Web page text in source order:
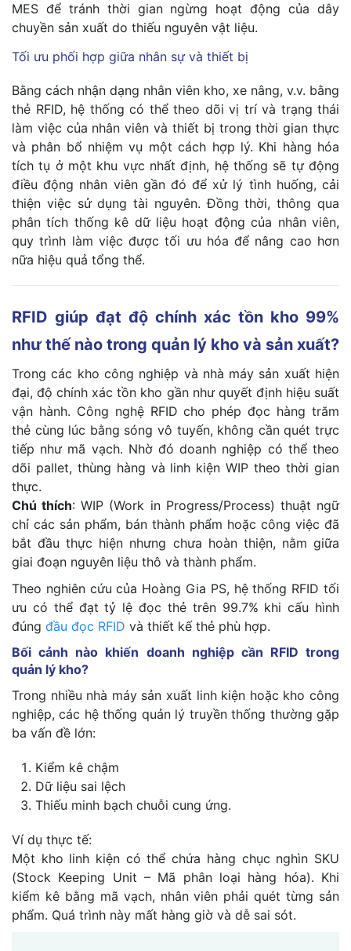
MES để tránh thời gian ngừng hoạt động của dây
chuyền sản xuất do thiếu nguyên vật liệu.
Tối ưu phối hợp giữa nhân sự và thiết bị
Bằng cách nhận dạng nhân viên kho, xe nâng, v.v. bằng
thẻ RFID, hệ thống có thể theo dõi vị trí và trạng thái
làm việc của nhân viên và thiết bị trong thời gian thực
và phân bổ nhiệm vụ một cách hợp lý. Khi hàng hóa
tích tụ ở một khu vực nhất định, hệ thống sẽ tự động
điều động nhân viên gần đó để xử lý tình huống, cải
thiện việc sử dụng tài nguyên. Đồng thời, thông qua
phân tích thống kê dữ liệu hoạt động của nhân viên,
quy trình làm việc được tối ưu hóa để nâng cao hơn
nữa hiệu quả tổng thể.
RFID giúp đạt độ chính xác tồn kho 99%
như thế nào trong quản lý kho và sản xuất?
Trong các kho công nghiệp và nhà máy sản xuất hiện
đại, độ chính xác tồn kho gần như quyết định hiệu suất
vận hành. Công nghệ RFID cho phép đọc hàng trăm
thẻ cùng lúc bằng sóng vô tuyến, không cần quét trực
tiếp như mã vạch. Nhờ đó doanh nghiệp có thể theo
dõi pallet, thùng hàng và linh kiện WIP theo thời gian
thực.
Chú thích: WIP (Work in Progress/Process) thuật ngữ
chỉ các sản phẩm, bán thành phẩm hoặc công việc đã
bắt đầu thực hiện nhưng chưa hoàn thiện, nằm giữa
giai đoạn nguyên liệu thô và thành phẩm.
Theo nghiên cứu của Hoàng Gia PS, hệ thống RFID tối
ưu có thể đạt tỷ lệ đọc thẻ trên 99.7% khi cấu hình
đúng đầu đọc RFID và thiết kế thẻ phù hợp.
Bối cảnh nào khiến doanh nghiệp cần RFID trong
quản lý kho?
Trong nhiều nhà máy sản xuất linh kiện hoặc kho công
nghiệp, các hệ thống quản lý truyền thống thường gặp
ba vấn đề lớn:
Kiểm kê chậm
Dữ liệu sai lệch
Thiếu minh bạch chuỗi cung ứng.
Ví dụ thực tế:
Một kho linh kiện có thể chứa hàng chục nghìn SKU
(Stock Keeping Unit – Mã phân loại hàng hóa). Khi
kiểm kê bằng mã vạch, nhân viên phải quét từng sản
phẩm. Quá trình này mất hàng giờ và dễ sai sót.